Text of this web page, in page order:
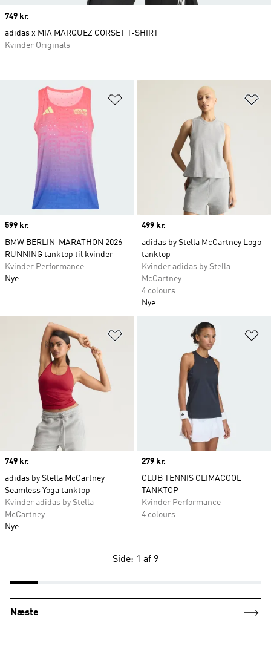
Price
599 kr.
BMW BERLIN-MARATHON 2026
RUNNING tanktop til kvinder
Kvinder Performance
Nye
Price
499 kr.
adidas by Stella McCartney Logo
tanktop
Kvinder adidas by Stella
McCartney
4 colours
Nye
Føj til ønskeliste
Price
749 kr.
adidas by Stella McCartney
Seamless Yoga tanktop
Kvinder adidas by Stella
McCartney
Nye
Price
279 kr.
CLUB TENNIS CLIMACOOL
TANKTOP
Kvinder Performance
4 colours
Price
749 kr.
adidas x MIA MARQUEZ CORSET T-SHIRT
Kvinder Originals
Side: 1 af 9
Næste